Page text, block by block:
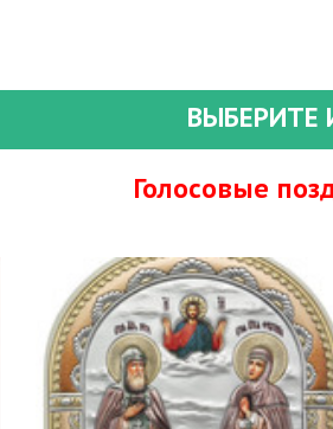
ВЫБЕРИТЕ
Голосовые